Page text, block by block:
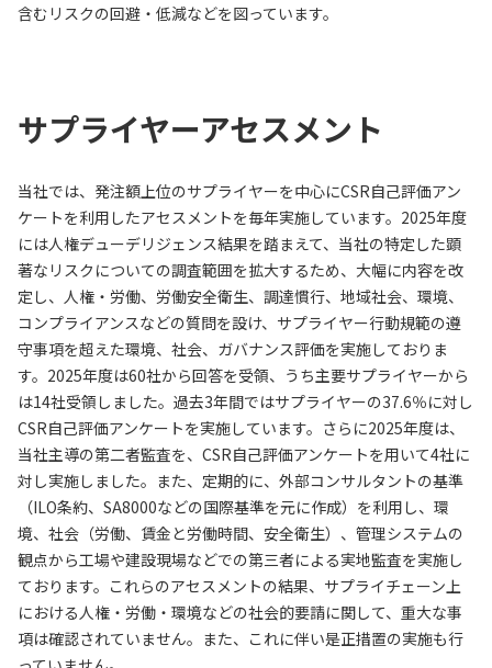
含むリスクの回避・低減などを図っています。
サプライヤーアセスメント
当社では、発注額上位のサプライヤーを中心にCSR自己評価アン
ケートを利用したアセスメントを毎年実施しています。2025年度
には人権デューデリジェンス結果を踏まえて、当社の特定した顕
著なリスクについての調査範囲を拡大するため、大幅に内容を改
定し、人権・労働、労働安全衛生、調達慣行、地域社会、環境、
コンプライアンスなどの質問を設け、サプライヤー行動規範の遵
守事項を超えた環境、社会、ガバナンス評価を実施しておりま
す。2025年度は60社から回答を受領、うち主要サプライヤーから
は14社受領しました。過去3年間ではサプライヤーの37.6％に対し
CSR自己評価アンケートを実施しています。さらに2025年度は、
当社主導の第二者監査を、CSR自己評価アンケートを用いて4社に
対し実施しました。また、定期的に、外部コンサルタントの基準
（ILO条約、SA8000などの国際基準を元に作成）を利用し、環
境、社会（労働、賃金と労働時間、安全衛生）、管理システムの
観点から工場や建設現場などでの第三者による実地監査を実施し
ております。これらのアセスメントの結果、サプライチェーン上
における人権・労働・環境などの社会的要請に関して、重大な事
項は確認されていません。また、これに伴い是正措置の実施も行